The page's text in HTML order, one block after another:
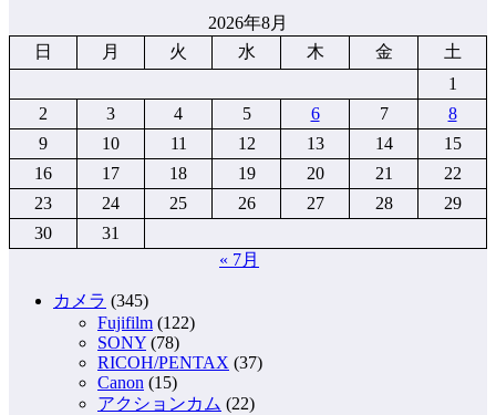
2026年8月
日
月 火 水 木 金
土
1
2
3 4 5 6 7
8
9
10 11 12 13 14
15
16
17 18 19 20 21
22
23
24 25 26 27 28
29
30
31
« 7月
カメラ (345)
Fujifilm (122)
SONY (78)
RICOH/PENTAX (37)
Canon (15)
アクションカム (22)